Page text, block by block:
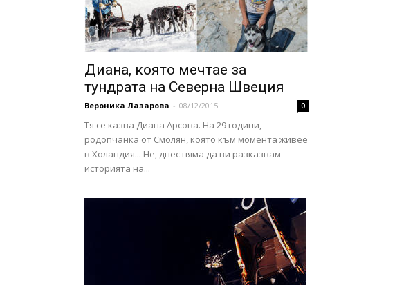
Диана, която мечтае за
тундрата на Северна Швеция
Вероника Лазарова - 08/12/2015 0
Тя се казва Диана Арсова. На 29 години,
родопчанка от Смолян, която към момента живее
в Холандия... Не, днес няма да ви разказвам
историята на...